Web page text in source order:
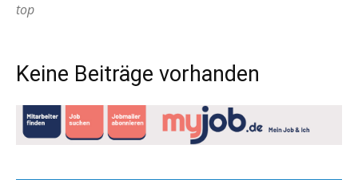
top
Keine Beiträge vorhanden